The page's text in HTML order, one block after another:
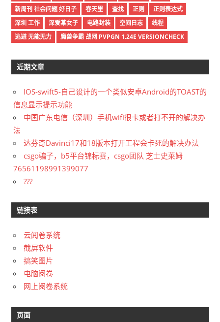
新周刊 社会问题 好日子
春天里 查找 正则
正则表达式
深圳 工作
深爱某女子 电路封装 空间日志
线程
逃避 无能无力
魔兽争霸 战网 PVPGN 1.24E VERSIONCHECK
近期文章
IOS-swift5-自己设计的一个类似安卓Android的TOAST的
信息显示提示功能
中国广东电信（深圳）手机wifi很卡或者打不开的解决办
法
达芬奇Davinci17和18版本打开工程会卡死的解决办法
csgo骗子，b5平台锦标赛，csgo团队 芝士史莱姆
76561198991399077
???
链接表
云阅卷系统
截屏软件
搞笑图片
电脑阅卷
网上阅卷系统
页面